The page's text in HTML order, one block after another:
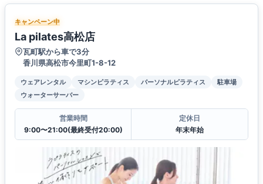
キャンペーン中
La pilates高松店
瓦町駅から車で3分
香川県高松市今里町1-8-12
ウェアレンタル マシンピラティス パーソナルピラティス
駐車場
ウォーターサーバー
営業時間
9:00〜21:00(最終受付20:00)
定休日
年末年始